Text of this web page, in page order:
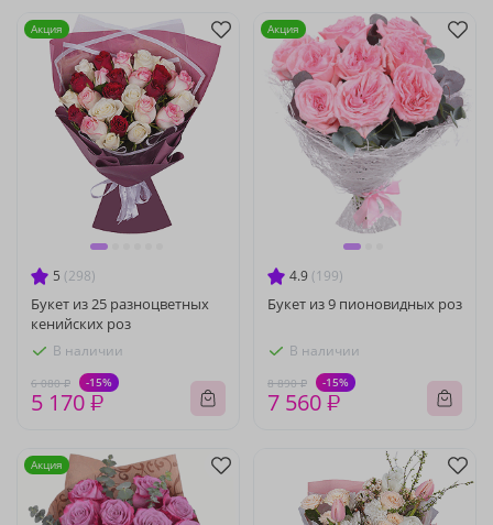
5 (298)
Букет из 25 разноцветных
кенийских роз
В наличии
6 080 ₽ -15%
5 170 ₽
Акция
4.9 (199)
Букет из 9 пионовидных роз
В наличии
8 890 ₽ -15%
7 560 ₽
Акция
Акция